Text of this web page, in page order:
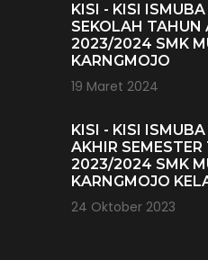
KISI - KISI
SEKOLAH TAHUN
2023/2024 SMK
KARNGMOJO
19 Maret 2024
KISI - KISI
AKHIR
2023/2024 SMK
KARNGMOJO
24 Oktober 2023